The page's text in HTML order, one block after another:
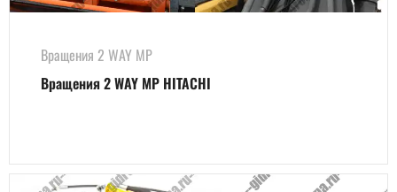
Вращения 2 WAY MP
Вращения 2 WAY MP HITACHI